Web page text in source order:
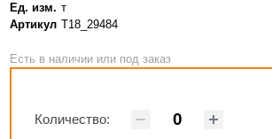
Ед. изм. т
Артикул Т18_29484
Есть в наличии или под заказ
Количество: